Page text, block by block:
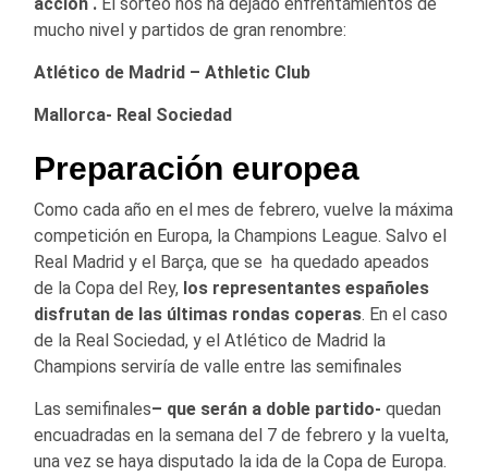
acción . El sorteo nos ha dejado enfrentamientos de
mucho nivel y partidos de gran renombre:
Atlético de Madrid – Athletic Club
Mallorca- Real Sociedad
Preparación europea
Como cada año en el mes de febrero, vuelve la máxima
competición en Europa, la Champions League. Salvo el
Real Madrid y el Barça, que se ha quedado apeados
de la Copa del Rey, los representantes españoles
disfrutan de las últimas rondas coperas. En el caso
de la Real Sociedad, y el Atlético de Madrid la
Champions serviría de valle entre las semifinales
Las semifinales– que serán a doble partido- quedan
encuadradas en la semana del 7 de febrero y la vuelta,
una vez se haya disputado la ida de la Copa de Europa.